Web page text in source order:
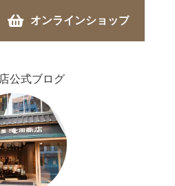
オンラインショップ
公式ブログ